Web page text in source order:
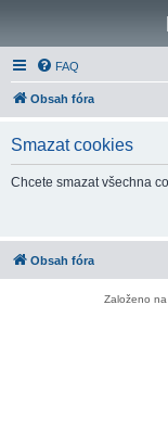
FAQ
Obsah fóra
Smazat cookies
Chcete smazat všechna
Obsah fóra
Založeno na